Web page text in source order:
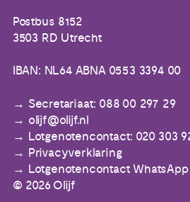
Postbus 8152
3503 RD Utrecht
IBAN: NL64 ABNA 0553 3394 00
Secretariaat: 088 00 297 29
olijf@olijf.nl
Lotgenotencontact: 020 303
Privacyverklaring
Lotgenotencontact WhatsApp
© 2026 Olijf